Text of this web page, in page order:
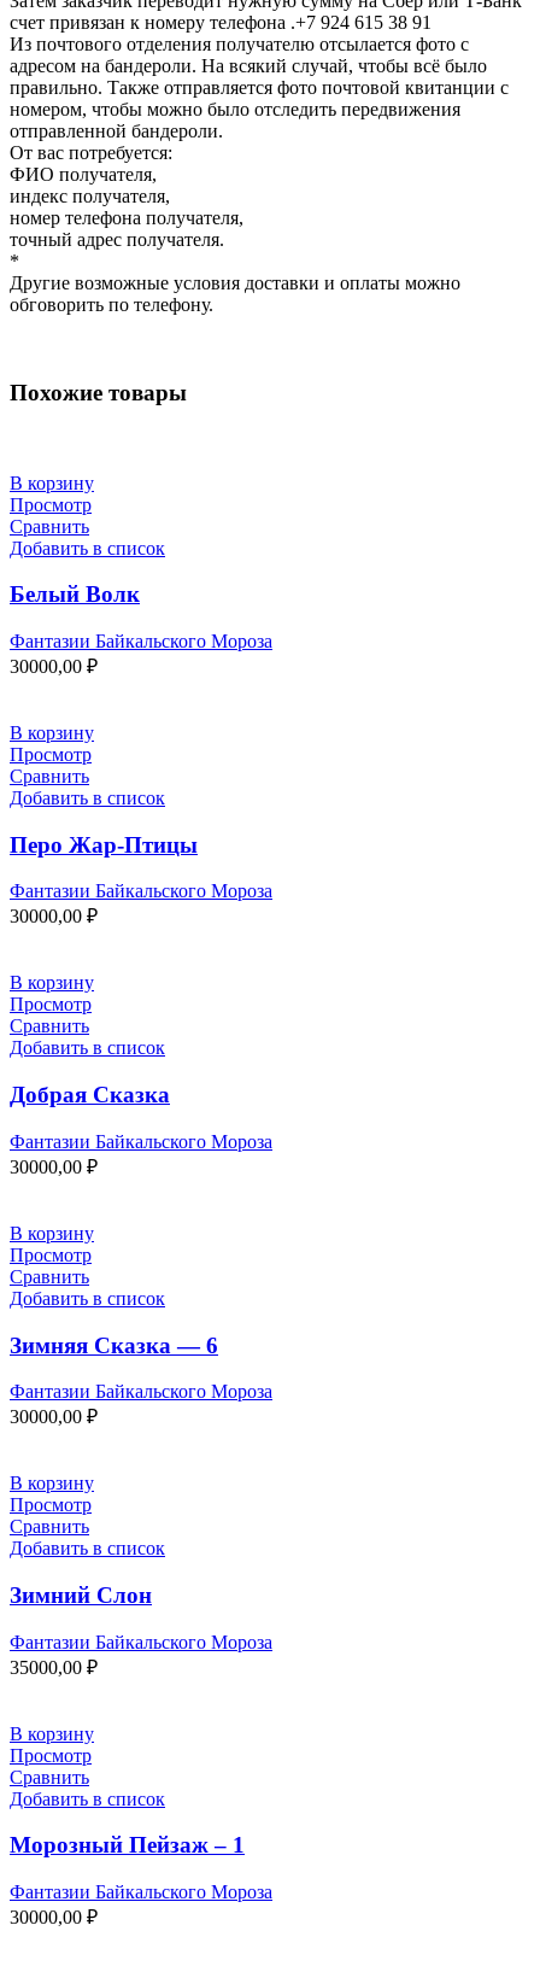
счет привязан к номеру телефона .+7 924 615 38 91
Из почтового отделения получателю отсылается фото с
адресом на бандероли. На всякий случай, чтобы всё было
правильно. Также отправляется фото почтовой квитанции с
номером, чтобы можно было отследить передвижения
отправленной бандероли.
От вас потребуется:
ФИО получателя,
индекс получателя,
номер телефона получателя,
точный адрес получателя.
*
Другие возможные условия доставки и оплаты можно
обговорить по телефону.
Похожие товары
В корзину
Просмотр
Сравнить
Добавить в список
Белый Волк
Фантазии Байкальского Мороза
30000,00 ₽
В корзину
Просмотр
Сравнить
Добавить в список
Перо Жар-Птицы
Фантазии Байкальского Мороза
30000,00 ₽
В корзину
Просмотр
Сравнить
Добавить в список
Добрая Сказка
Фантазии Байкальского Мороза
30000,00 ₽
В корзину
Просмотр
Сравнить
Добавить в список
Зимняя Сказка — 6
Фантазии Байкальского Мороза
30000,00 ₽
В корзину
Просмотр
Сравнить
Добавить в список
Зимний Слон
Фантазии Байкальского Мороза
35000,00 ₽
В корзину
Просмотр
Сравнить
Добавить в список
Морозный Пейзаж – 1
Фантазии Байкальского Мороза
30000,00 ₽